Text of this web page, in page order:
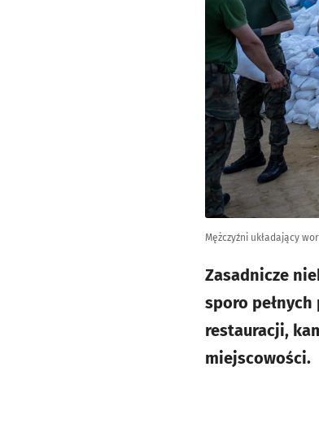
Mężczyźni układający
Zasadnicze
sporo
restauracji,
miejscowości.